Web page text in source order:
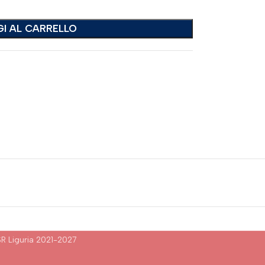
AL CARRELLO
Liguria 2021-2027